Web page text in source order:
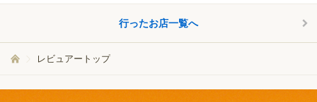
行ったお店一覧へ
レビュアートップ